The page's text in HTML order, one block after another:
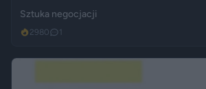
Sztuka negocjacji
2980 1